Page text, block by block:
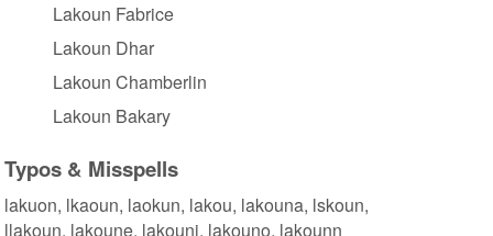
Lakoun Fabrice
Lakoun Dhar
Lakoun Chamberlin
Lakoun Bakary
Typos & Misspells
lakuon, lkaoun, laokun, lakou, lakouna, lskoun,
llakoun, lakoune, lakouni, lakouno, lakounn